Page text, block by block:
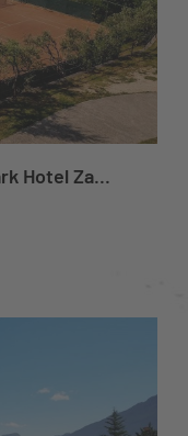
Hotel Za...